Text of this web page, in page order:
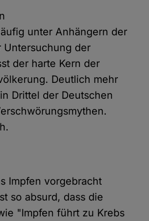
unter Anhängern der
der
der harte Kern der
Deutlich mehr
Drittel der Deutschen
Impfen vorgebracht
so absurd, dass die
"Impfen führt zu Krebs